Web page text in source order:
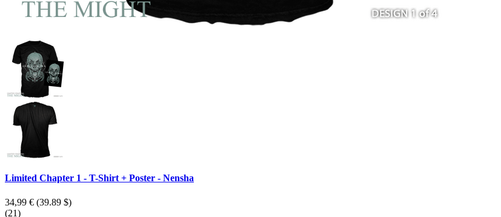
Limited Chapter 1 - T-Shirt + Poster - Nensha
34,99 € (39.89 $)
(21)